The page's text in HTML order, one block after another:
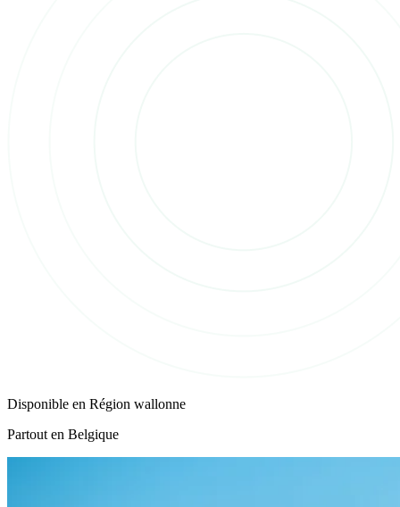
Disponible en Région wallonne
Partout en Belgique